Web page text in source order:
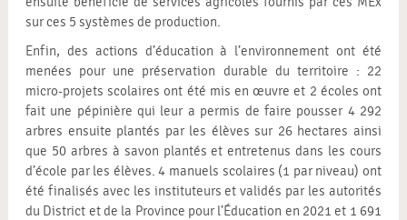
sur ces 5 systèmes de production.
Enfin, des actions d’éducation à l’environnement ont été
menées pour une préservation durable du territoire : 22
micro-projets scolaires ont été mis en œuvre et 2 écoles ont
fait une pépinière qui leur a permis de faire pousser 4 292
arbres ensuite plantés par les élèves sur 26 hectares ainsi
que 50 arbres à savon plantés et entretenus dans les cours
d’école par les élèves. 4 manuels scolaires (1 par niveau) ont
été finalisés avec les instituteurs et validés par les autorités
du District et de la Province pour l’Éducation en 2021 et 1 691